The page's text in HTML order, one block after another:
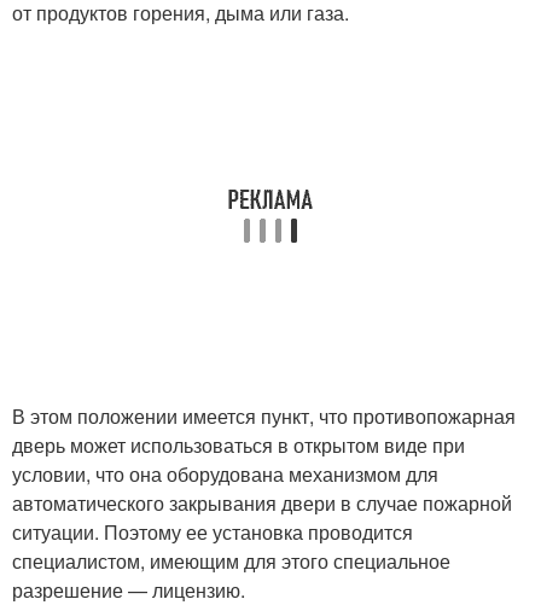
от продуктов горения, дыма или газа.
В этом положении имеется пункт, что противопожарная
дверь может использоваться в открытом виде при
условии, что она оборудована механизмом для
автоматического закрывания двери в случае пожарной
ситуации. Поэтому ее установка проводится
специалистом, имеющим для этого специальное
разрешение — лицензию.